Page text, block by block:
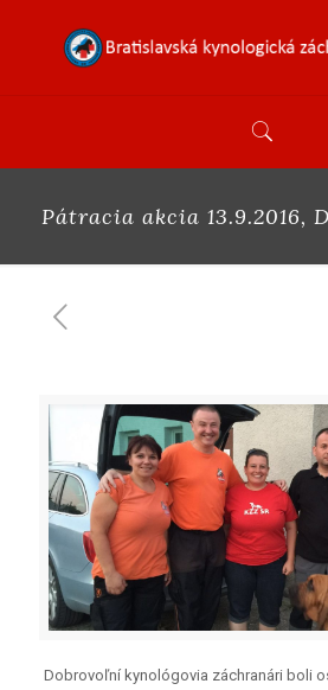
Pátracia akcia 13.9.2016,
Dobrovoľní kynológovia záchranári boli